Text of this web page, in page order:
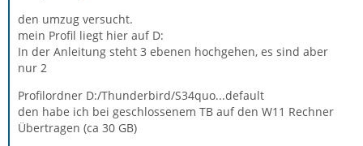
den umzug versucht.
mein Profil liegt hier auf D:
In der Anleitung steht 3 ebenen hochgehen, es sind aber
nur 2
Profilordner D:/Thunderbird/S34quo...default
den habe ich bei geschlossenem TB auf den W11 Rechner
Übertragen (ca 30 GB)